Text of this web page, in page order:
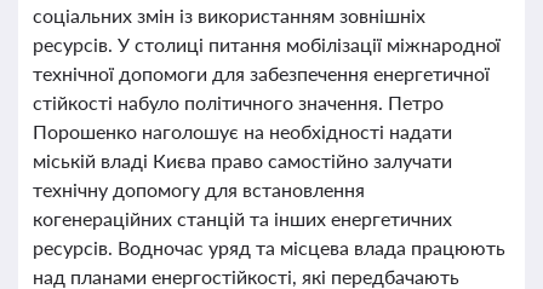
соціальних змін із використанням зовнішніх
ресурсів. У столиці питання мобілізації міжнародної
технічної допомоги для забезпечення енергетичної
стійкості набуло політичного значення. Петро
Порошенко наголошує на необхідності надати
міській владі Києва право самостійно залучати
технічну допомогу для встановлення
когенераційних станцій та інших енергетичних
ресурсів. Водночас уряд та місцева влада працюють
над планами енергостійкості, які передбачають